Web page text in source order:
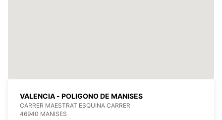
VALENCIA - POLIGONO DE MANISES
CARRER MAESTRAT ESQUINA CARRER
46940 MANISES